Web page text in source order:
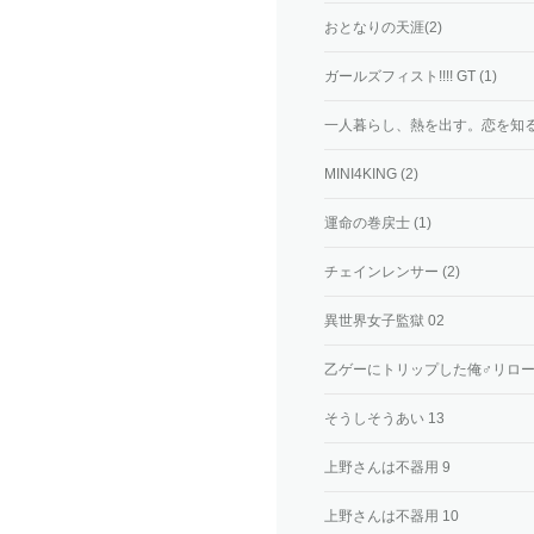
おとなりの天涯(2)
ガールズフィスト!!!! GT (1)
一人暮らし、熱を出す。恋を知
MINI4KING (2)
運命の巻戻士 (1)
チェインレンサー (2)
異世界女子監獄 02
乙ゲーにトリップした俺♂リロ
そうしそうあい 13
上野さんは不器用 9
上野さんは不器用 10